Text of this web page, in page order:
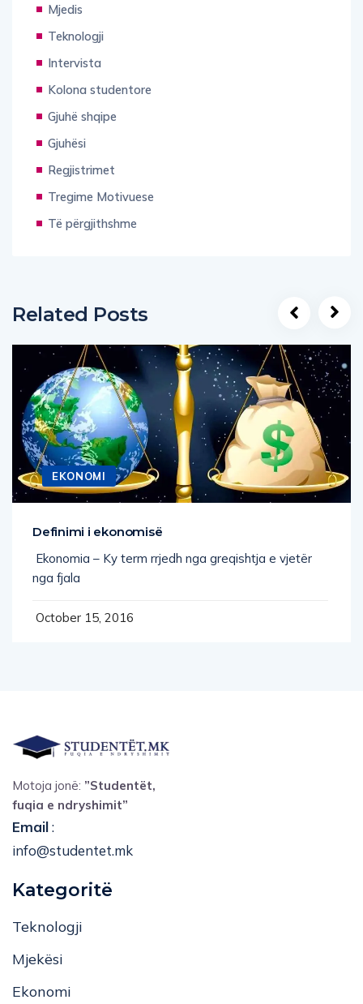
Mjedis
Teknologji
Intervista
Kolona studentore
Gjuhë shqipe
Gjuhësi
Regjistrimet
Tregime Motivuese
Të përgjithshme
Related Posts
EKONOMI
Definimi i ekonomisë
Ekonomia – Ky term rrjedh nga greqishtja e vjetër
nga fjala
October 15, 2016
Motoja jonë: ”Studentët,
fuqia e ndryshimit”
Email:
info@studentet.mk
Kategoritë
Teknologji
Mjekësi
Ekonomi